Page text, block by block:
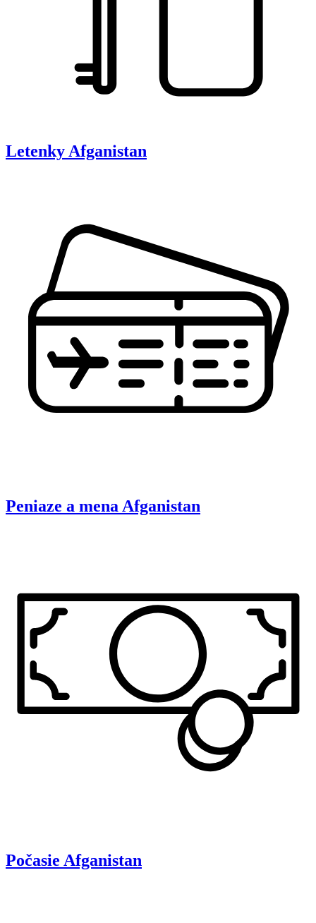
Letenky Afganistan
Peniaze a mena Afganistan
Počasie Afganistan